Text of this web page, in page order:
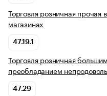
Торговля розничная прочая
магазинах
47.19.1
Торговля розничная
преобладанием
47.29